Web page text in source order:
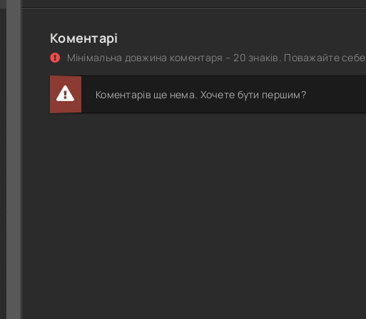
Коментарі
Мінімальна довжина коментаря – 20 знаків. Поважайте себе
Коментарів ще нема. Хочете бути першим?